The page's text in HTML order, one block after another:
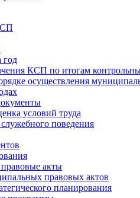
год
КСП по итогам
осуществления
условий труда
поведения
акты
правовых актов
планирования